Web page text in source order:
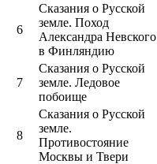
6
Сказания о Русской
земле. Поход
Александра Невского
в Финляндию
7
Сказания о Русской
земле. Ледовое
побоище
8
Сказания о Русской
земле.
Противостояние
Москвы и Твери